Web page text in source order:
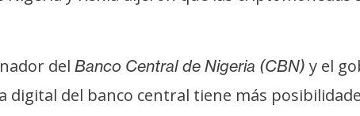
del Banco Central de Nigeria (CBN) y el
del banco central tiene más